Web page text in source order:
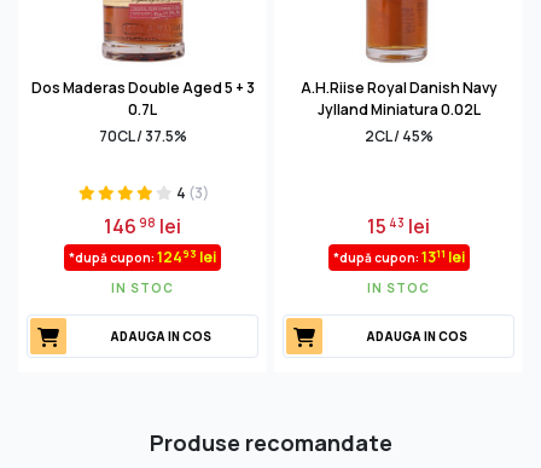
Dos Maderas Double Aged 5 + 3
0.7L
70CL / 37.5%
4 (3)
14698 lei
*după cupon: 12493 lei
IN STOC
ADAUGA IN COS
A.H.Riise Royal Danish Navy
Jylland Miniatura 0.02L
2CL / 45%
15 43 lei
*după cupon: 1311 lei
IN STOC
ADAUGA IN COS
Produse recomandate